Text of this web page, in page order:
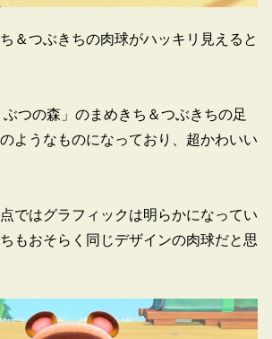
＆つぶきちの肉球がハッキリ見えると
つの森」のまめきち＆つぶきちの足
ようなものになっており、超かわいい
ではグラフィックは明らかになってい
もおそらく同じデザインの肉球だと思